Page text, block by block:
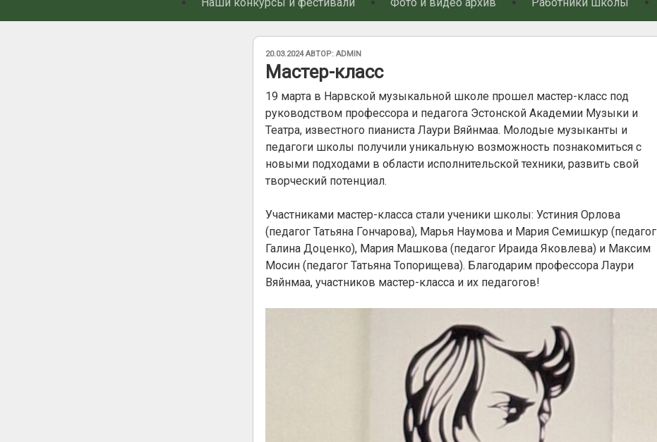
ОПУБЛИКОВАНО
20.03.2024АВТОР: ADMIN
Мастер-класс
19 марта в Нарвской музыкальной школе прошел мастер-класс под
руководством профессора и педагога Эстонской Академии Музыки и
Театра, известного пианиста Лаури Вяйнмаа. Молодые музыканты и
педагоги школы получили уникальную возможность познакомиться с
новыми подходами в области исполнительской техники, развить свой
творческий потенциал.
Участниками мастер-класса стали ученики школы: Устиния Орлова
(педагог Татьяна Гончарова), Марья Наумова и Мария Семишкур (педагог
Галина Доценко), Мария Машкова (педагог Ираида Яковлева) и Максим
Мосин (педагог Татьяна Топорищева). Благодарим профессора Лаури
Вяйнмаа, участников мастер-класса и их педагогов!